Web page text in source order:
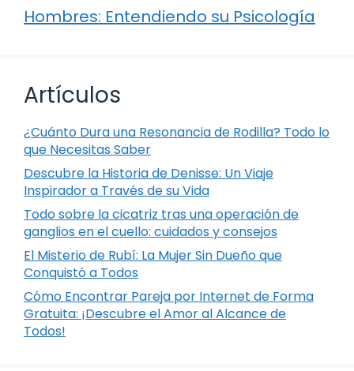
Hombres: Entendiendo su Psicología
Artículos
¿Cuánto Dura una Resonancia de Rodilla? Todo lo
que Necesitas Saber
Descubre la Historia de Denisse: Un Viaje
Inspirador a Través de su Vida
Todo sobre la cicatriz tras una operación de
ganglios en el cuello: cuidados y consejos
El Misterio de Rubí: La Mujer Sin Dueño que
Conquistó a Todos
Cómo Encontrar Pareja por Internet de Forma
Gratuita: ¡Descubre el Amor al Alcance de
Todos!